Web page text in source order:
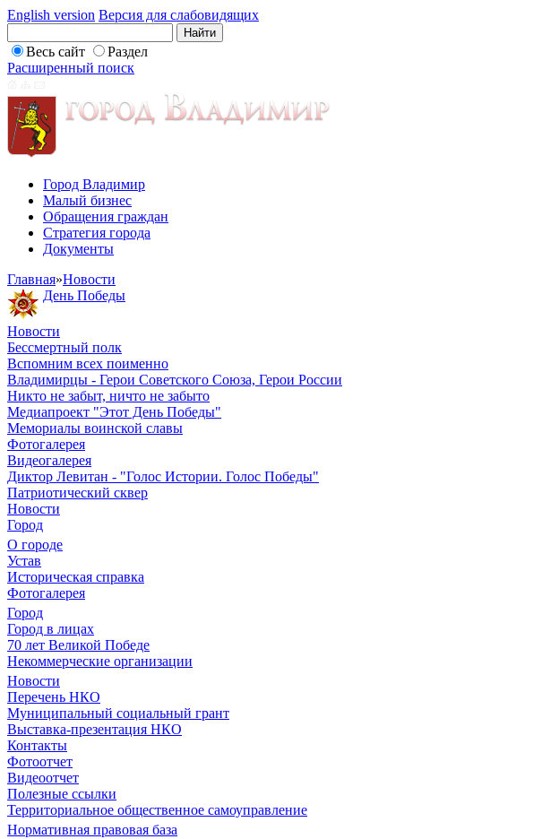
English version Версия для слабовидящих
Весь сайт
Раздел
Расширенный поиск
Город Владимир
Малый бизнес
Обращения граждан
Стратегия города
Документы
Главная»Новости
День Победы
Новости
Бессмертный полк
Вспомним всех поименно
Владимирцы - Герои Советского Союза, Герои России
Никто не забыт, ничто не забыто
Медиапроект "Этот День Победы"
Мемориалы воинской славы
Фотогалерея
Видеогалерея
Диктор Левитан - "Голос Истории. Голос Победы"
Патриотический сквер
Новости
Город
О городе
Устав
Историческая справка
Фотогалерея
Город
Город в лицах
70 лет Великой Победе
Некоммерческие организации
Новости
Перечень НКО
Муниципальный социальный грант
Выставка-презентация НКО
Контакты
Фотоотчет
Видеоотчет
Полезные ссылки
Территориальное общественное самоуправление
Нормативная правовая база